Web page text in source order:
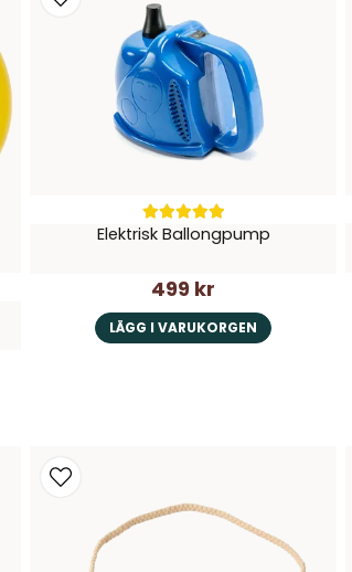
Elektrisk Ballongpump
499 kr
LÄGG I VARUKORGEN